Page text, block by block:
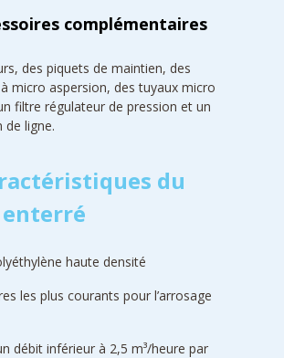
complémentaires
des piquets de maintien, des
micro aspersion, des tuyaux micro
filtre régulateur de pression et un
de ligne.
du
haute densité
les plus courants pour l’arrosage
débit inférieur à 2,5 m³/heure par